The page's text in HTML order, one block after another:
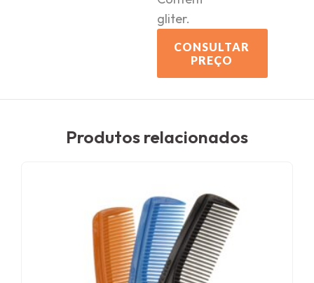
gliter.
CONSULTAR
PREÇO
Produtos relacionados